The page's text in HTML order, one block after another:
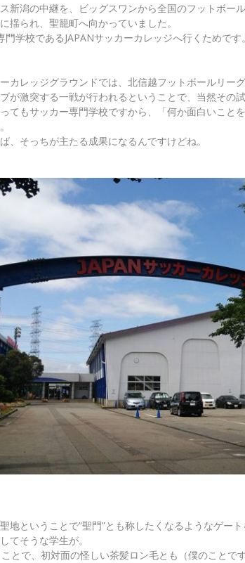
新潟の中継を、ビッグスワンから全国のフットボー
揺られ、聖籠町へ向かっていました。
学校であるJAPANサッカーカレッジへ行くためです。
カレッジグラウンドでは、北信越フットボールリー
が激突する一戦が行われるということで、当然その
てもサッカー専門学校ですから、「何か面白いこと
、そっちが主たる成果になるんですけどね。
地ということで“聖門”とも称したくなるようなゲー
てそうな学生が。
とで、初対面の怪しい茶髪ロン毛とも（僕のことで